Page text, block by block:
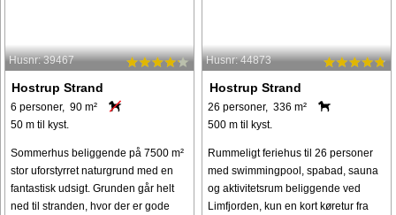
Husnr: 39467
Hostrup Strand
6 personer, 90 m²
50 m til kyst.
Sommerhus beliggende på 7500 m²
stor uforstyrret naturgrund med en
fantastisk udsigt. Grunden går helt
ned til stranden, hvor der er gode
Husnr: 44873
Hostrup Strand
26 personer, 336 m²
500 m til kyst.
Rummeligt feriehus til 26 personer
med swimmingpool, spabad, sauna
og aktivitetsrum beliggende ved
Limfjorden, kun en kort køretur fra